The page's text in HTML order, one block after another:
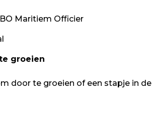
Maritiem Officier
groeien
door te groeien of een stapje in de